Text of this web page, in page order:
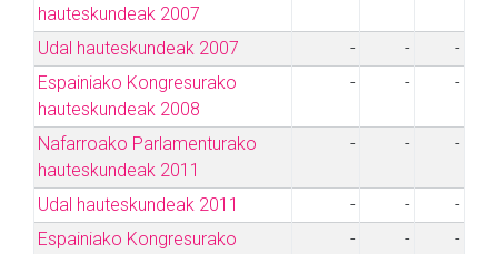
hauteskundeak 2007
Udal hauteskundeak 2007 - -
-
Espainiako Kongresurako
hauteskundeak 2008
- - -
Nafarroako Parlamenturako
hauteskundeak 2011
- - -
Udal hauteskundeak 2011 - -
-
Espainiako Kongresurako
- - -